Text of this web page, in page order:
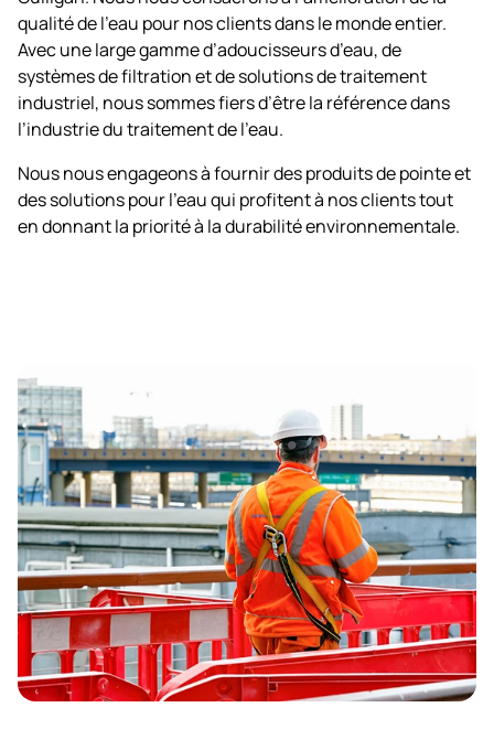
qualité de l’eau pour nos clients dans le monde entier.
Avec une large gamme d’adoucisseurs d’eau, de
systèmes de filtration et de solutions de traitement
industriel, nous sommes fiers d’être la référence dans
l’industrie du traitement de l’eau.
Nous nous engageons à fournir des produits de pointe et
des solutions pour l’eau qui profitent à nos clients tout
en donnant la priorité à la durabilité environnementale.